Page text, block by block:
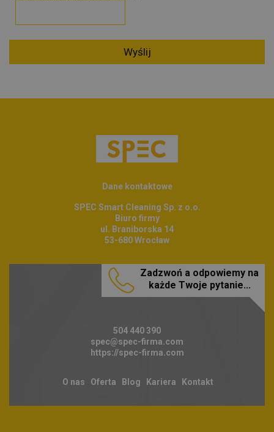
Dane kontaktowe
SPEC Smart Cleaning Sp. z o.o.
Biuro firmy
ul. Braniborska 14
53-680 Wrocław
Zadzwoń a odpowiemy na
każde Twoje pytanie...
504 440 390
spec@spec-firma.com
https://spec-firma.com
O nas Oferta Blog Kariera Kontakt